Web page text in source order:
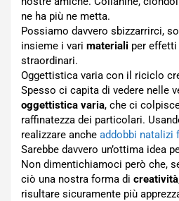
ne ha più ne metta.
Possiamo davvero sbizzarrirci,
insieme i vari materiali per
straordinari.
Oggettistica varia con il riciclo
Spesso ci capita di vedere nelle
oggettistica varia, che ci
raffinatezza dei particolari.
realizzare anche addobbi natalizi
Sarebbe davvero un’ottima idea
Non dimentichiamoci però che,
ciò una nostra forma di creatività
risultare sicuramente più